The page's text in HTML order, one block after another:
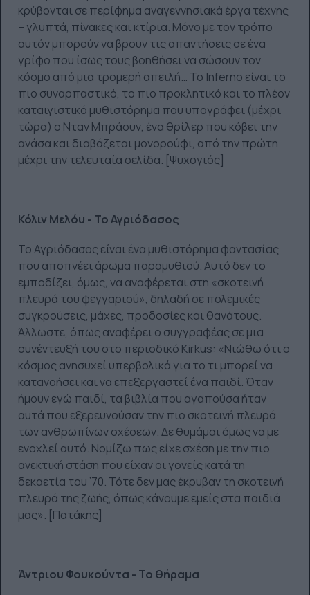
κρύβονται σε περίφημα αναγεννησιακά έργα τέχνης
– γλυπτά, πίνακες και κτίρια. Μόνο με τον τρόπο
αυτόν μπορούν να βρουν τις απαντήσεις σε ένα
γρίφο που ίσως τους βοηθήσει να σώσουν τον
κόσμο από μια τρομερή απειλή… Το Inferno είναι το
πιο συναρπαστικό, το πιο προκλητικό και το πλέον
καταιγιστικό μυθιστόρημα που υπογράφει (μέχρι
τώρα) ο Νταν Μπράουν, ένα θρίλερ που κόβει την
ανάσα και διαβάζεται μονορούφι, από την πρώτη
μέχρι την τελευταία σελίδα. [Ψυχογιός]
Κόλιν Μελόυ - Το Αγριόδασος
Το Αγριόδασος είναι ένα μυθιστόρημα φαντασίας
που αποπνέει άρωμα παραμυθιού. Αυτό δεν το
εμποδίζει, όμως, να αναφέρεται στη «σκοτεινή
πλευρά του φεγγαριού», δηλαδή σε πολεμικές
συγκρούσεις, μάχες, προδοσίες και θανάτους.
Άλλωστε, όπως αναφέρει ο συγγραφέας σε μια
συνέντευξή του στο περιοδικό Kirkus: «Νιώθω ότι ο
κόσμος ανησυχεί υπερβολικά για το τι μπορεί να
κατανοήσει και να επεξεργαστεί ένα παιδί. Όταν
ήμουν εγώ παιδί, τα βιβλία που αγαπούσα ήταν
αυτά που εξερευνούσαν την πιο σκοτεινή πλευρά
των ανθρωπίνων σχέσεων. Δε θυμάμαι όμως να με
ενοχλεί αυτό. Νομίζω πως είχε σχέση με την πιο
ανεκτική στάση που είχαν οι γονείς κατά τη
δεκαετία του ’70. Τότε δεν μας έκρυβαν τη σκοτεινή
πλευρά της ζωής, όπως κάνουμε εμείς στα παιδιά
μας». [Πατάκης]
Άντριου Φουκούντα - Το θήραμα